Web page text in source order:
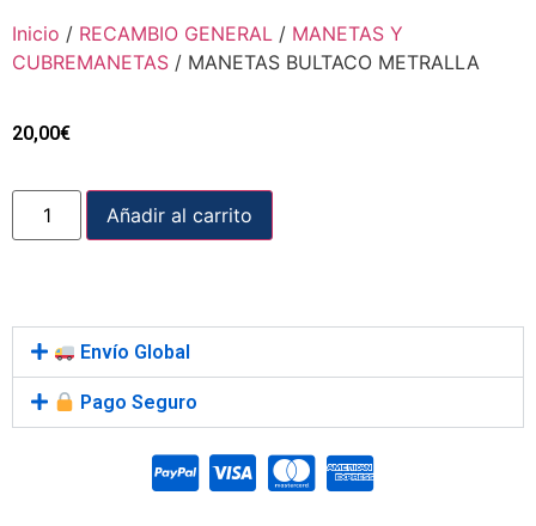
Inicio / RECAMBIO GENERAL / MANETAS Y
CUBREMANETAS / MANETAS BULTACO METRALLA
20,00€
Añadir al carrito
Envío Global
Pago Seguro